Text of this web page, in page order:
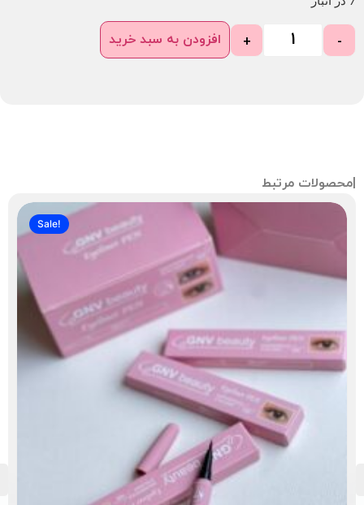
افزودن به سبد خرید
مرتبط
Sale!